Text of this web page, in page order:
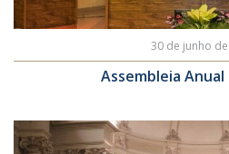
30 de junho
Assembleia Anual